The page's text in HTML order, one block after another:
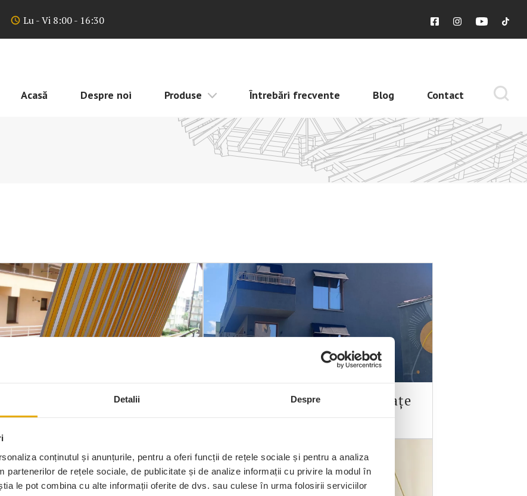
Detalii Despre
conținutul și anunțurile, pentru a oferi funcții de rețele sociale și pentru a analiza
partenerilor de rețele sociale, de publicitate și de analize informații cu privire la modul în
le pot combina cu alte informații oferite de dvs. sau culese în urma folosirii serviciilor
Lu - Vi 8:00 - 16:30
Acasă Despre noi Produse Întrebări frecvente Blog Contact
Copertine Cu Brațe Cu Cârlig
Copertine Verticale Cu Brațe
Laterale